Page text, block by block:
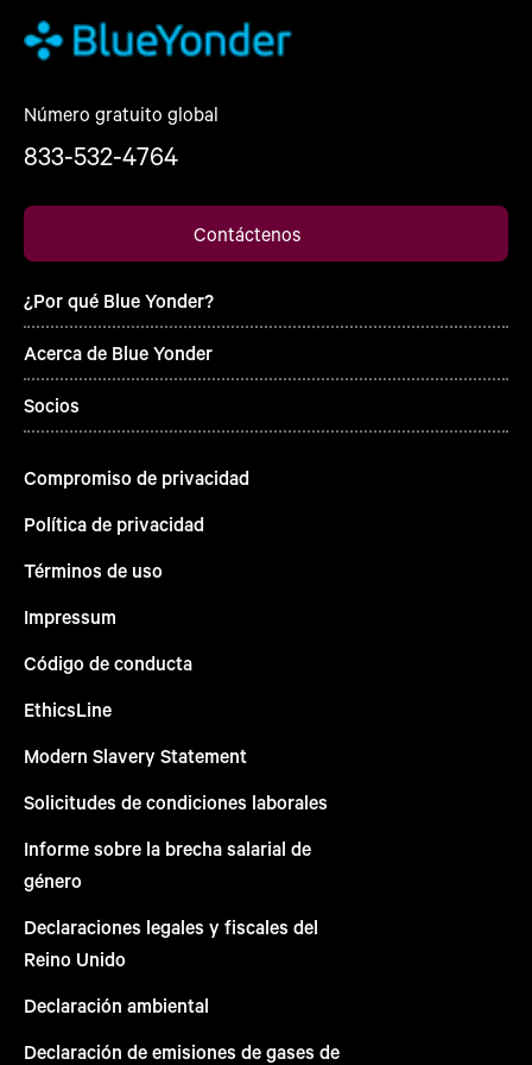
Número gratuito global
833-532-4764
Contáctenos
¿Por qué Blue Yonder?
Acerca de Blue Yonder
Socios
Compromiso de privacidad
Política de privacidad
Términos de uso
Impressum
Código de conducta
EthicsLine
Modern Slavery Statement
Solicitudes de condiciones laborales
Informe sobre la brecha salarial de
género
Declaraciones legales y fiscales del
Reino Unido
Declaración ambiental
Declaración de emisiones de gases de